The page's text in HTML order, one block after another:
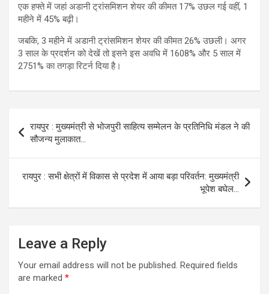
एक हफ्ते में जहां अडानी ट्रांसमिशन शेयर की कीमत 17% उछल गई वहीं, 1
महीने में 45% बढ़ी।
जबकि, 3 महीने में अडानी ट्रांसमिशन शेयर की कीमत 26% उछली। अगर
3 साल के प्रदर्शन को देखें तो इसने इस अवधि में 1608% और 5 साल में
2751% का तगड़ा रिटर्न दिया है।
navigation
रायपुर : मुख्यमंत्री से भोजपुरी साहित्य सम्मेलन के प्रतिनिधि मंडल ने की
सौजन्य मुलाकात…
रायपुर : सभी क्षेत्रों में विकास से प्रदेश में आया बड़ा परिवर्तन: मुख्यमंत्री
भूपेश बघेल…
Leave a Reply
Your email address will not be published. Required fields
are marked *